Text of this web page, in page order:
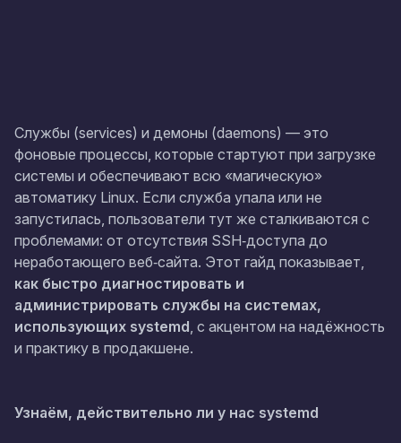
Службы (services) и демоны (daemons) — это
фоновые процессы, которые стартуют при загрузке
системы и обеспечивают всю «магическую»
автоматику Linux. Если служба упала или не
запустилась, пользователи тут же сталкиваются с
проблемами: от отсутствия SSH‑доступа до
неработающего веб‑сайта. Этот гайд показывает,
как быстро диагностировать и
администрировать службы на системах,
использующих systemd, с акцентом на надёжность
и практику в продакшене.
Узнаём, действительно ли у нас systemd